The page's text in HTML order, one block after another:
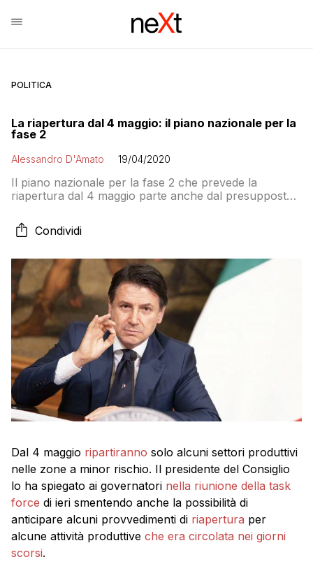
POLITICA
La riapertura dal 4 maggio: il piano nazionale per la
fase 2
Alessandro D'Amato 19/04/2020
Il piano nazionale per la fase 2 che prevede la
riapertura dal 4 maggio parte anche dal presupposto
governo non si è liberato del sospetto che alcuni
governatori, e si pensa a Fontana, si stiano muovendo
Condividi
Dal 4 maggio ripartiranno solo alcuni settori produttivi
nelle zone a minor rischio. Il presidente del Consiglio
lo ha spiegato ai governatori nella riunione della task
force di ieri smentendo anche la possibilità di
anticipare alcuni provvedimenti di riapertura per
alcune attività produttive che era circolata nei giorni
scorsi.